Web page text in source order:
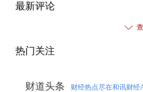
最新评论
热门关注
财道头条 财经热点尽在和讯财经